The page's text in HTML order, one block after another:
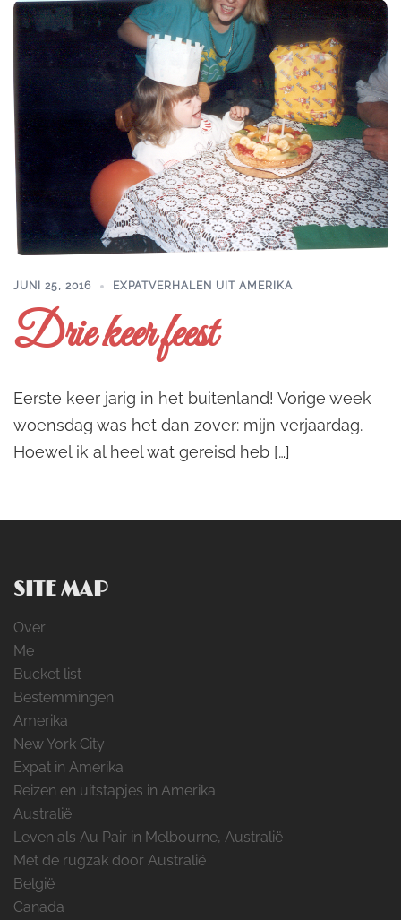
JUNI 25, 2016 EXPATVERHALEN UIT AMERIKA
Drie keer feest
Eerste keer jarig in het buitenland! Vorige week
woensdag was het dan zover: mijn verjaardag.
Hoewel ik al heel wat gereisd heb […]
SITE MAP
Over
Me
Bucket list
Bestemmingen
Amerika
New York City
Expat in Amerika
Reizen en uitstapjes in Amerika
Australië
Leven als Au Pair in Melbourne, Australië
Met de rugzak door Australië
België
Canada